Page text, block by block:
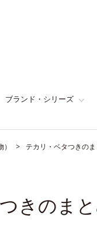
ブランド・シリーズ
テカリ・ベタつきの
きのま